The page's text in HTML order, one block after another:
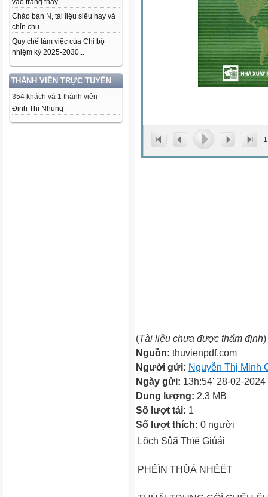
vào trang thầy...
Chào bạn N, tài liệu siêu hay và
chỉn chu...
Quy chế làm việc của Chi bộ
nhiệm kỳ 2025-2030...
THÀNH VIÊN TRỰC TUYẾN
354 khách và 1 thành viên
Đinh Thị Nhung
1
(Tài liệu chưa được thẩm định)
Nguồn: thuvienpdf.com
Người gửi: Nguyễn Thị Minh
Ngày gửi: 13h:54' 28-02-2024
Dung lượng: 2.3 MB
Số lượt tải: 1
Số lượt thích: 0 người
Lõch Sûã Thïë Giúái
PHÊÌN THÛÁ NHÊËT